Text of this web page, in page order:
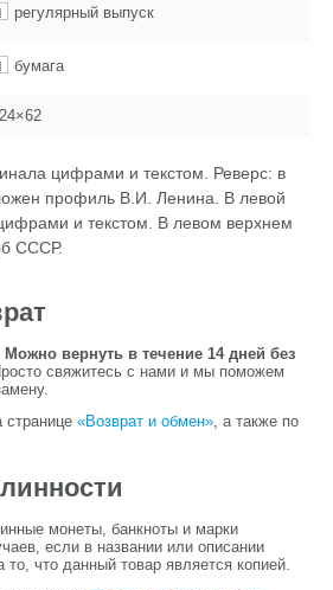
регулярный выпуск
бумага
цифрами и текстом. Реверс: в
профиль В.И. Ленина. В левой
и текстом. В левом верхнем
СССР.
вернуть в течение 14 дней без
свяжитесь с нами и мы поможем
странице «Возврат и обмен», а также по
монеты, банкноты и марки
если в названии или описании
то, что данный товар является копией.